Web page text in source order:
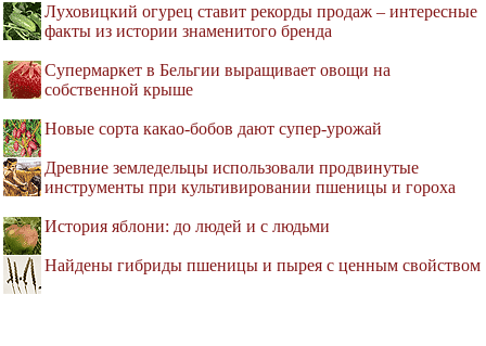
Луховицкий огурец ставит рекорды продаж – интересные
факты из истории знаменитого бренда
Супермаркет в Бельгии выращивает овощи на
собственной крыше
Новые сорта какао-бобов дают супер-урожай
Древние земледельцы использовали продвинутые
инструменты при культивировании пшеницы и гороха
История яблони: до людей и с людьми
Найдены гибриды пшеницы и пырея с ценным свойством